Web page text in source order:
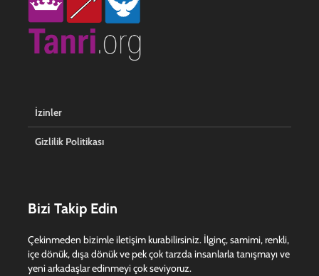
İzinler
Gizlilik Politikası
Bizi Takip Edin
Çekinmeden bizimle iletişim kurabilirsiniz. İlginç, samimi, renkli,
içe dönük, dışa dönük ve pek çok tarzda insanlarla tanışmayı ve
yeni arkadaşlar edinmeyi çok seviyoruz.